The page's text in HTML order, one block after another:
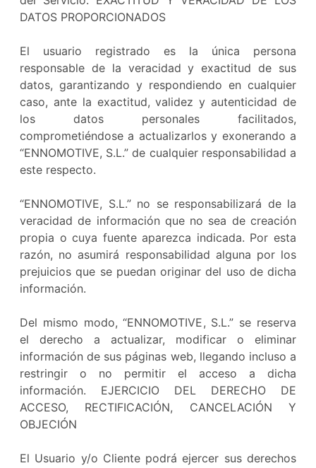
DATOS PROPORCIONADOS
El usuario registrado es la única persona
responsable de la veracidad y exactitud de sus
datos, garantizando y respondiendo en cualquier
caso, ante la exactitud, validez y autenticidad de
los datos personales facilitados,
comprometiéndose a actualizarlos y exonerando a
“ENNOMOTIVE, S.L.” de cualquier responsabilidad a
este respecto.
“ENNOMOTIVE, S.L.” no se responsabilizará de la
veracidad de información que no sea de creación
propia o cuya fuente aparezca indicada. Por esta
razón, no asumirá responsabilidad alguna por los
prejuicios que se puedan originar del uso de dicha
información.
Del mismo modo, “ENNOMOTIVE, S.L.” se reserva
el derecho a actualizar, modificar o eliminar
información de sus páginas web, llegando incluso a
restringir o no permitir el acceso a dicha
información. EJERCICIO DEL DERECHO DE
ACCESO, RECTIFICACIÓN, CANCELACIÓN Y
OBJECIÓN
El Usuario y/o Cliente podrá ejercer sus derechos